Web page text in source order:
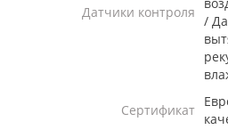
Датчики контроля
/
Сертификат